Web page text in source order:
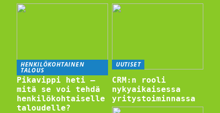
HENKILÖKOHTAINEN
TALOUS
Pikavippi heti –
mitä se voi tehdä
henkilökohtaiselle
taloudelle?
UUTISET
CRM:n rooli
nykyaikaisessa
yritystoiminnassa